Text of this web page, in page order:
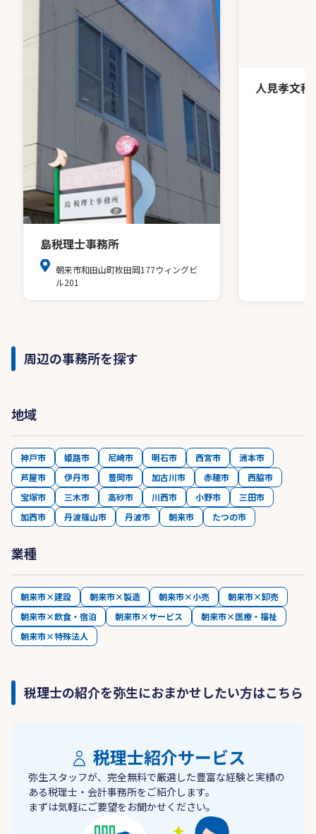
島税理士事務所
朝来市和田山町枚田岡177ウィングビ
ル201
人見孝文税
周辺の事務所を探す
地域
神戸市 姫路市 尼崎市 明石市 西宮市
洲本市
芦屋市
伊丹市 豊岡市 加古川市 赤穂市
西脇市
宝塚市
三木市 高砂市 川西市 小野市
三田市
加西市
丹波篠山市 丹波市 朝来市 たつの市
業種
朝来市×建設 朝来市×製造 朝来市×小売
朝来市×卸売
朝来市×飲食・宿泊
朝来市×サービス
朝来市×医療・福祉
朝来市×特殊法人
税理士の紹介を弥生におまかせしたい方はこちら
税理士紹介サービス
弥生スタッフが、完全無料で厳選した豊富な経験と実績の
ある税理士・会計事務所をご紹介します。
まずは気軽にご要望をお聞かせください。